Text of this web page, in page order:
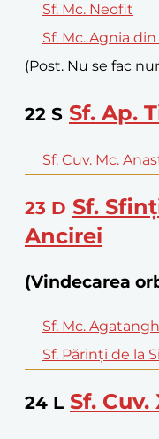
Sf. Mc. Neofit
Sf. Mc. Agnia
(Post. Nu se fac
22 S Sf. Ap.
Sf. Cuv. Mc.
23 D Sf.
Ancirei
(Vindecarea
Sf. Mc.
Sf. Părinți de la
24 L Sf.